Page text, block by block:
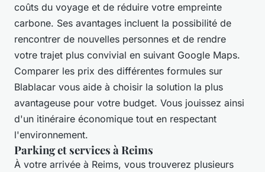
coûts du voyage et de réduire votre empreinte
carbone. Ses avantages incluent la possibilité de
rencontrer de nouvelles personnes et de rendre
votre trajet plus convivial en suivant Google Maps.
Comparer les prix des différentes formules sur
Blablacar vous aide à choisir la solution la plus
avantageuse pour votre budget. Vous jouissez ainsi
d'un itinéraire économique tout en respectant
l'environnement.
Parking et services à Reims
À votre arrivée à Reims, vous trouverez plusieurs